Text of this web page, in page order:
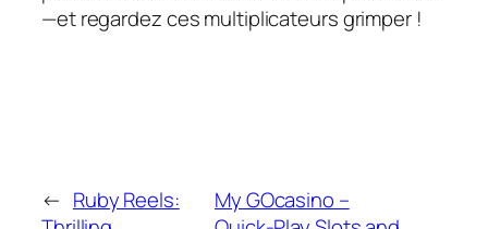
—et regardez ces multiplicateurs grimper !
← Ruby Reels:
My GOcasino –